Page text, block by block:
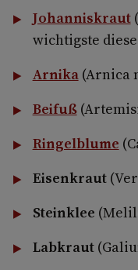
Johanniskraut
wichtigste
Arnika(Arnica
Beifuß
Ringelblume
Eisenkraut
Steinklee
Labkraut